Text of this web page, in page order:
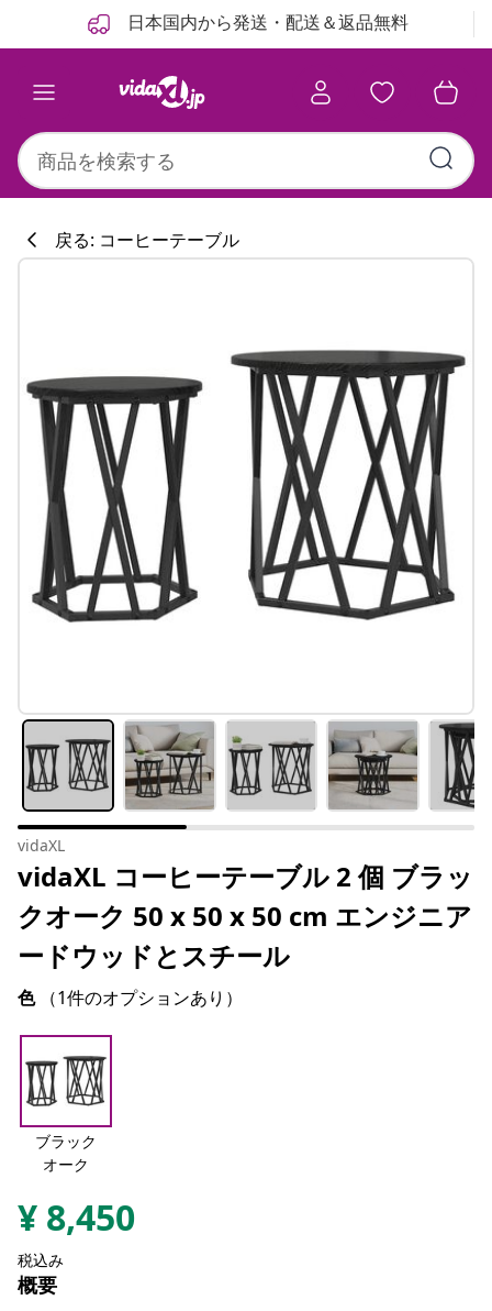
日本国内から発送・配送＆返品無料
戻る: コーヒーテーブル
vidaXL
vidaXL コーヒーテーブル 2 個 ブラッ
クオーク 50 x 50 x 50 cm エンジニア
ードウッドとスチール
色 （1件のオプションあり）
ブラック
オーク
¥ 8,450
税込み
概要